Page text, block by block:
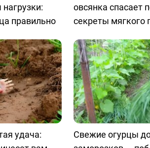
правильно
овсянка спасает
секреты мягкого
удача:
Свежие огурцы